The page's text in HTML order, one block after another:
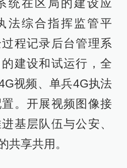
统在区局的建设应
法综合指挥监管平
程记录后台管理系
建设和试运行，全
视频、单兵4G执法
。开展视频图像接
基层队伍与公安、
共享共用。